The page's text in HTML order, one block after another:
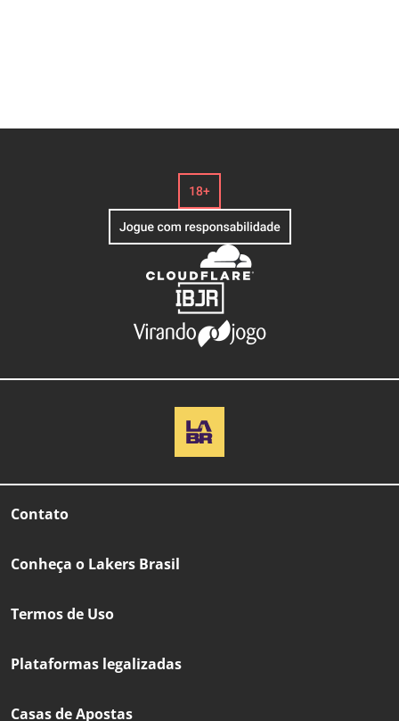
Contato
Conheça o Lakers Brasil
Termos de Uso
Plataformas legalizadas
Casas de Apostas